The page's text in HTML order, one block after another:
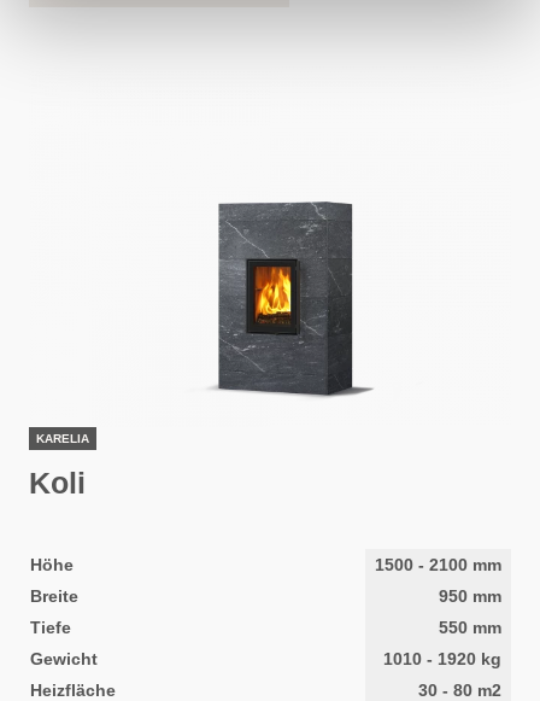
KARELIA
Koli
Höhe 1500 - 2100 mm
Breite
950 mm
Tiefe
550 mm
Gewicht
1010 - 1920 kg
Heizfläche
30 - 80 m2